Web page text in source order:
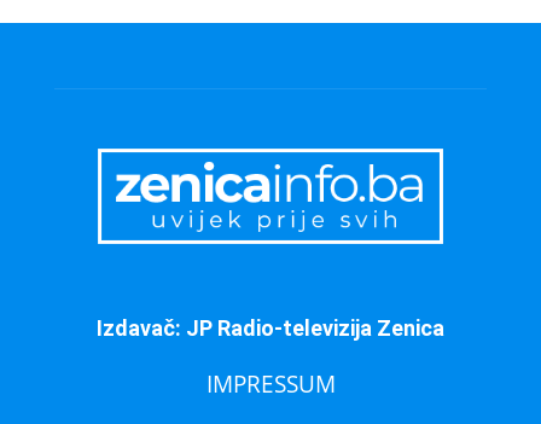
Izdavač: JP Radio-televizija Zenica
IMPRESSUM